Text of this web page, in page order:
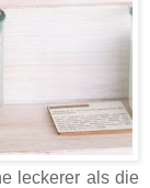
leckerer als die